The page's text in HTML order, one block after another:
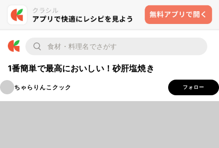
1番簡単で最高においしい！砂肝塩焼き
ちゃらりんこクック フォロー